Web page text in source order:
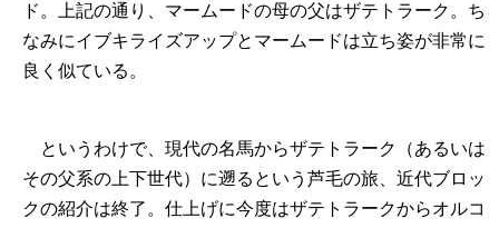
ド。上記の通り、マームードの母の父はザテトラーク。ち
なみにイブキライズアップとマームードは立ち姿が非常に
良く似ている。
というわけで、現代の名馬からザテトラーク（あるいは
その父系の上下世代）に遡るという芦毛の旅、近代ブロッ
クの紹介は終了。仕上げに今度はザテトラークからオルコ